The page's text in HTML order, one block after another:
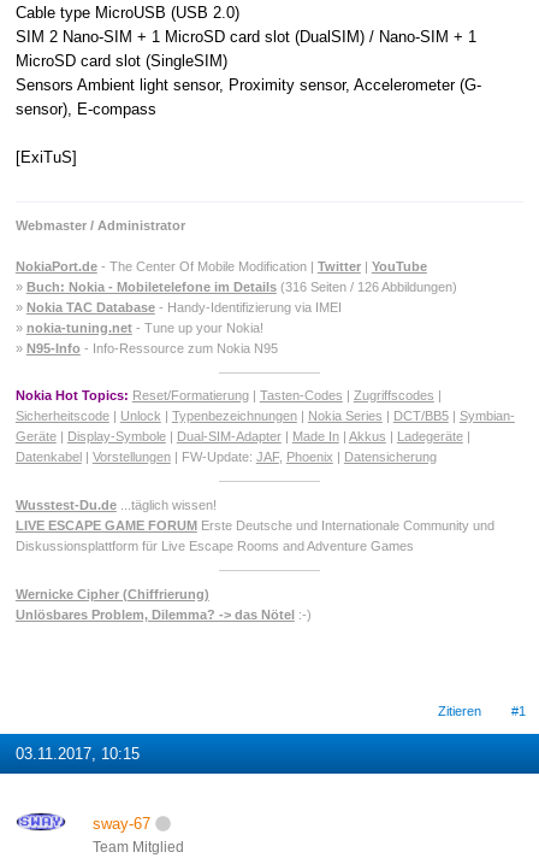
Cable type MicroUSB (USB 2.0)
SIM 2 Nano-SIM + 1 MicroSD card slot (DualSIM) / Nano-SIM + 1
MicroSD card slot (SingleSIM)
Sensors Ambient light sensor, Proximity sensor, Accelerometer (G-
sensor), E-compass
[ExiTuS]
Webmaster / Administrator
NokiaPort.de- The Center Of Mobile Modification | Twitter| YouTube
» Buch: Nokia - Mobiletelefone im Details(316 Seiten / 126 Abbildungen)
» Nokia TAC Database- Handy-Identifizierung via IMEI
» nokia-tuning.net- Tune up your Nokia!
» N95-Info - Info-Ressource zum Nokia N95
Nokia Hot Topics: Reset/Formatierung| Tasten-Codes Zugriffscodes
Sicherheitscode| Unlock Typenbezeichnungen| Nokia Series DCT/BB5| Symbian-
Geräte| Display-Symbole| Dual-SIM-Adapter| Made In| Akkus Ladegeräte|
Datenkabel
Vorstellungen| FW-Update: JAF, Phoenix Datensicherung
Wusstest-Du.de...täglich wissen!
LIVE ESCAPE GAME FORUMErste Deutsche und Internationale Community und
Diskussionsplattform für Live Escape Rooms and Adventure Games
Wernicke Cipher (Chiffrierung)
Unlösbares Problem, Dilemma? -> das Nötel:-)
Zitieren #1
03.11.2017, 10:15
sway-67
Team Mitglied